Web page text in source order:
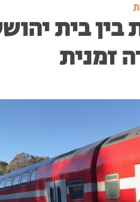
בין בית
זמנית